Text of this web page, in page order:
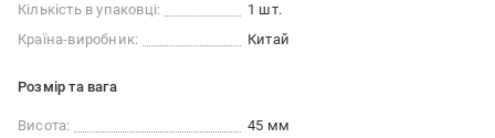
Кількість в упаковці:
1 шт.
Країна-виробник:
Китай
Розмір та вага
Висота:
45 мм